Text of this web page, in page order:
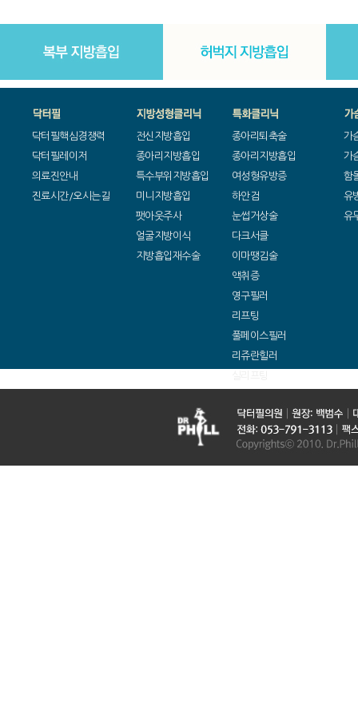
닥터필핵심경쟁력
닥터필레이저
의료진안내
진료시간/오시는길
전신지방흡입
종아리지방흡입
특수부위지방흡입
미니지방흡입
팻아웃주사
얼굴지방이식
지방흡입재수술
종아리퇴축술
종아리지방흡입
여성형유방증
하안검
눈썹거상술
다크서클
이마땡김술
액취증
영구필러
리프팅
풀페이스필러
리쥬란힐러
가
가
함
유
유